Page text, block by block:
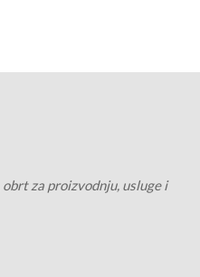
obrt za proizvodnju, usluge i